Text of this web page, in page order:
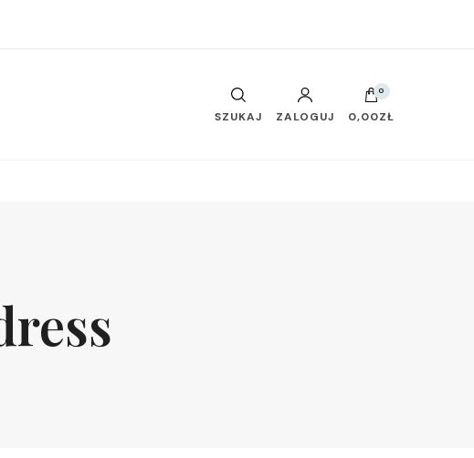
SZUKAJ ZALOGUJ
0
0,00ZŁ